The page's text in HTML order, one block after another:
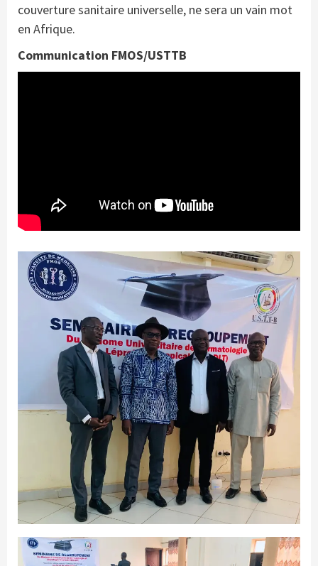
couverture sanitaire universelle, ne sera un vain mot
en Afrique.
Communication FMOS/USTTB